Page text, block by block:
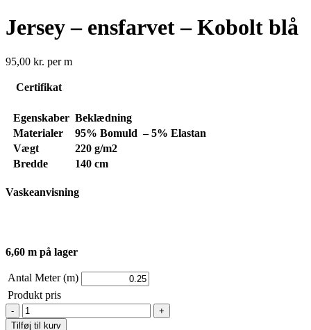
Jersey – ensfarvet – Kobolt blå
95,00 kr. per m
Certifikat
Egenskaber Beklædning
Materialer
95% Bomuld – 5% Elastan
Vægt
220 g/m2
Bredde
140 cm
Vaskeanvisning
6,60 m på lager
Antal Meter (m)
Produkt pris
Jersey
-
Tilføj til kurv